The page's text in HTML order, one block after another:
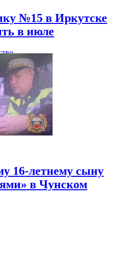
№15 в Иркутске
в июле
16-летнему сыну
в Чунском